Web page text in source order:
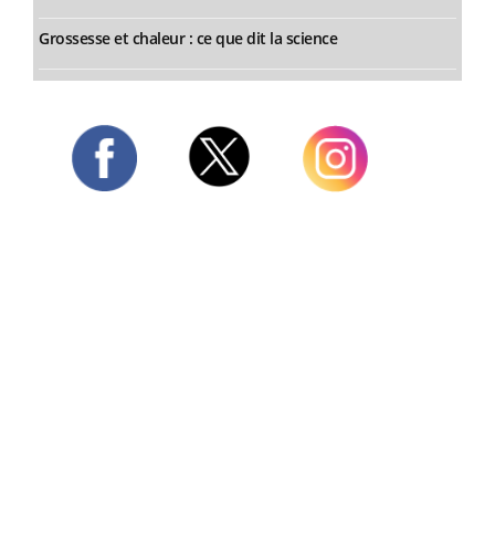
Grossesse et chaleur : ce que dit la science